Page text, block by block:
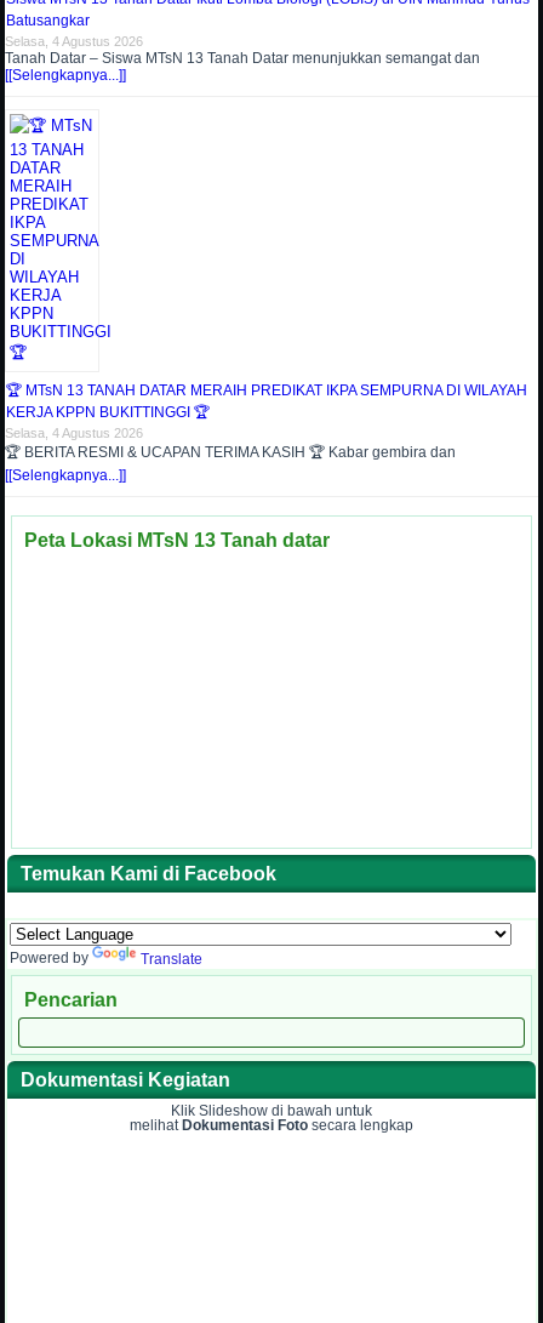
Batusangkar
Selasa, 4 Agustus 2026
Tanah Datar – Siswa MTsN 13 Tanah Datar menunjukkan semangat dan
[[Selengkapnya...]]
🏆 MTsN 13 TANAH DATAR MERAIH PREDIKAT IKPA SEMPURNA DI WILAYAH
KERJA KPPN BUKITTINGGI 🏆
Selasa, 4 Agustus 2026
🏆 BERITA RESMI & UCAPAN TERIMA KASIH 🏆 Kabar gembira dan
[[Selengkapnya...]]
Peta Lokasi MTsN 13 Tanah datar
Temukan Kami di Facebook
Powered by Translate
Pencarian
Dokumentasi Kegiatan
Klik Slideshow di bawah untuk
melihat Dokumentasi Foto secara lengkap